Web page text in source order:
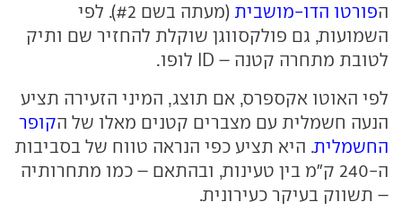
הפורטו הדו-מושבית
(מעתה בשם #2). לפי
השמועות, גם פולקסווגן שוקלת להחזיר שם ותיק
לטובת מתחרה קטנה – ID לופו.
לפי האוטו אקספרס, אם תוצג, המיני הזעירה תציע
הנעה חשמלית עם מצברים קטנים מאלו של הקופר
החשמלית. היא תציע כפי הנראה טווח של בסביבות
ה-240 ק"מ בין טעינות, ובהתאם – כמו מתחרותיה
– תשווק בעיקר כעירונית.